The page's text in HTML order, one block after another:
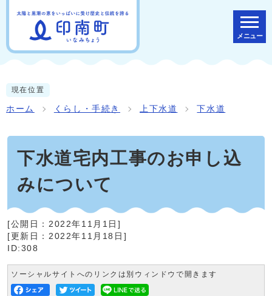
メニュー
現在位置
ホーム くらし・手続き 上下水道 下水道
下水道宅内工事のお申し込
みについて
[公開日： 2022年11月1日 ]
[更新日： 2022年11月18日 ]
ID:308
ソーシャルサイトへのリンクは別ウィンドウで開きます